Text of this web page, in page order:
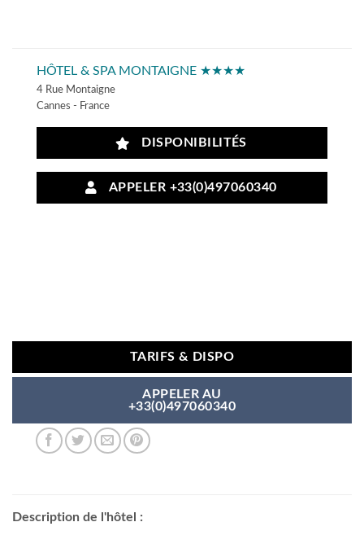
HÔTEL & SPA MONTAIGNE ★★★★
4 Rue Montaigne
Cannes - France
DISPONIBILITÉS
APPELER +33(0)497060340
TARIFS & DISPO
APPELER AU
+33(0)497060340
Description de l'hôtel :